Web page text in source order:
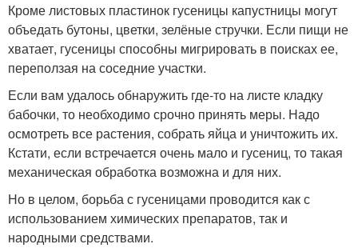
Кроме листовых пластинок гусеницы капустницы могут
объедать бутоны, цветки, зелёные стручки. Если пищи не
хватает, гусеницы способны мигрировать в поисках ее,
переползая на соседние участки.
Если вам удалось обнаружить где-то на листе кладку
бабочки, то необходимо срочно принять меры. Надо
осмотреть все растения, собрать яйца и уничтожить их.
Кстати, если встречается очень мало и гусениц, то такая
механическая обработка возможна и для них.
Но в целом, борьба с гусеницами проводится как с
использованием химических препаратов, так и
народными средствами.